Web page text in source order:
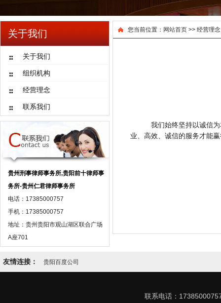
关于我们
关于我们
组织机构
经营理念
联系我们
贵州刑事律师事务所,贵阳前十律师事
务所-贵州仁君律师事务所
电话：17385000757
手机：17385000757
地址：贵州贵阳市观山湖区联合广场
A座701
您当前位置： 网站首页 >> 经营理念
我们始终坚持以诚信
业、高效、诚信的服务才能
友情连接： 贵阳百度公司
联系电话：